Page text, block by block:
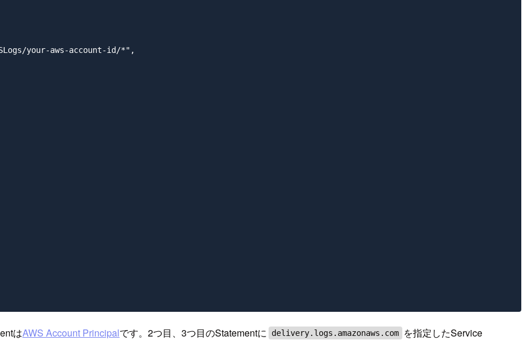
your-aws-account-id/*",
はAWS Account Principalです。2つ目、3つ目のStatementに delivery.logs.amazonaws.com
を指定したService